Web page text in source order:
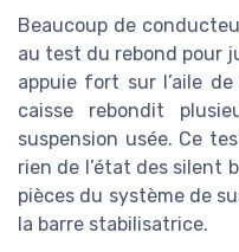
Beaucoup de
au test du rebond pour
appuie fort sur l’aile
caisse rebondit
suspension usée. Ce
rien de l’état des silent
pièces du système de
la barre stabilisatrice.